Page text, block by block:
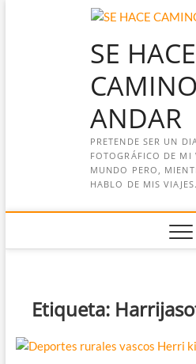
SE HACE
ANDAR
PRETENDE SER UN
FOTOGRÁFICO DE MI
MUNDO PERO,
HABLO DE MIS
Etiqueta: